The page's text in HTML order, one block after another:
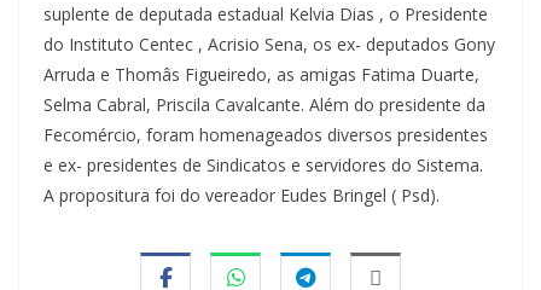
suplente de deputada estadual Kelvia Dias , o Presidente
do Instituto Centec , Acrisio Sena, os ex- deputados Gony
Arruda e Thomâs Figueiredo, as amigas Fatima Duarte,
Selma Cabral, Priscila Cavalcante. Além do presidente da
Fecomércio, foram homenageados diversos presidentes
e ex- presidentes de Sindicatos e servidores do Sistema.
A propositura foi do vereador Eudes Bringel ( Psd).